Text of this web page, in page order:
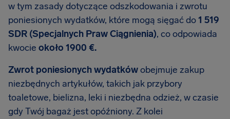
w tym zasady dotyczące odszkodowania i zwrotu
poniesionych wydatków, które mogą sięgać do1 519
SDR (Specjalnych Praw Ciągnienia), co odpowiada
kwocie około 1900 €.
Zwrot poniesionych wydatkówobejmuje zakup
niezbędnych artykułów, takich jak przybory
toaletowe, bielizna, leki i niezbędna odzież, w czasie
gdy Twój bagaż jest opóźniony. Z kolei